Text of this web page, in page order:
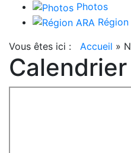
Photos
Région
Vous êtes ici : Accueil »
Calendrier